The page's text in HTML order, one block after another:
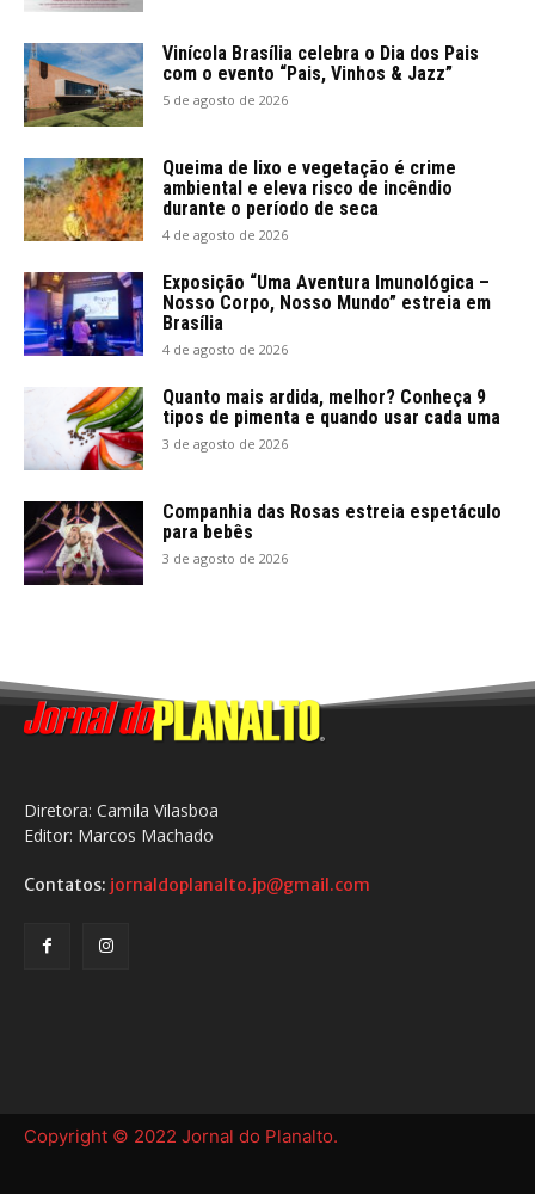
Vinícola Brasília celebra o Dia dos Pais
com o evento “Pais, Vinhos & Jazz”
5 de agosto de 2026
Queima de lixo e vegetação é crime
ambiental e eleva risco de incêndio
durante o período de seca
4 de agosto de 2026
Exposição “Uma Aventura Imunológica –
Nosso Corpo, Nosso Mundo” estreia em
Brasília
4 de agosto de 2026
Quanto mais ardida, melhor? Conheça 9
tipos de pimenta e quando usar cada uma
3 de agosto de 2026
Companhia das Rosas estreia espetáculo
para bebês
3 de agosto de 2026
Diretora: Camila Vilasboa
Editor: Marcos Machado
Contatos: jornaldoplanalto.jp@gmail.com
Copyright © 2022 Jornal do Planalto.